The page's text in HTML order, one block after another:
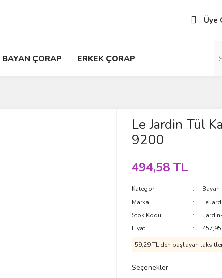
Üye
BAYAN ÇORAP ERKEK ÇORAP
Le Jardin Tül
9200
494,58 TL
Kategori
Bayan
Marka
Le
Stok Kodu
Fiyat
59,29 TL den başlayan
Seçenekler